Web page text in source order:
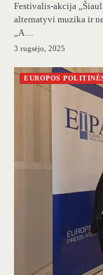
Festivalis-akcija
alternatyvi muzika ir
„A…
3 rugsėjo, 2025
EUROPOS